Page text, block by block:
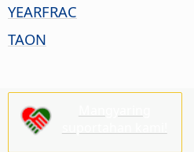
YEARFRAC
TAON